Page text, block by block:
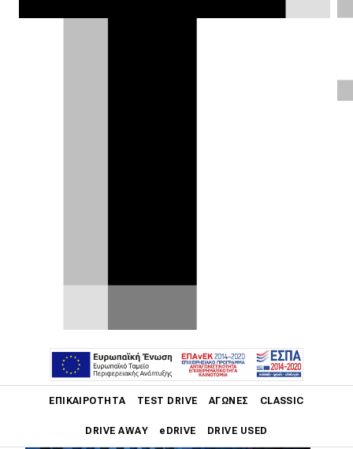
ΕΠΙΚΑΙΡΌΤΗΤΑ TEST DRIVE ΑΓΏΝΕΣ CLASSIC
DRIVE AWAY eDRIVE DRIVE USED